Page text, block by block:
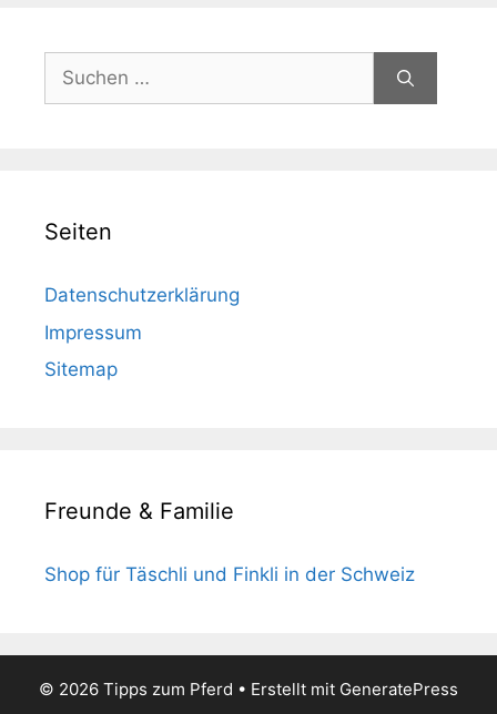
Suchen
nach:
Seiten
Datenschutzerklärung
Impressum
Sitemap
Freunde & Familie
Shop für Täschli und Finkli in der Schweiz
© 2026 Tipps zum Pferd • Erstellt mit GeneratePress